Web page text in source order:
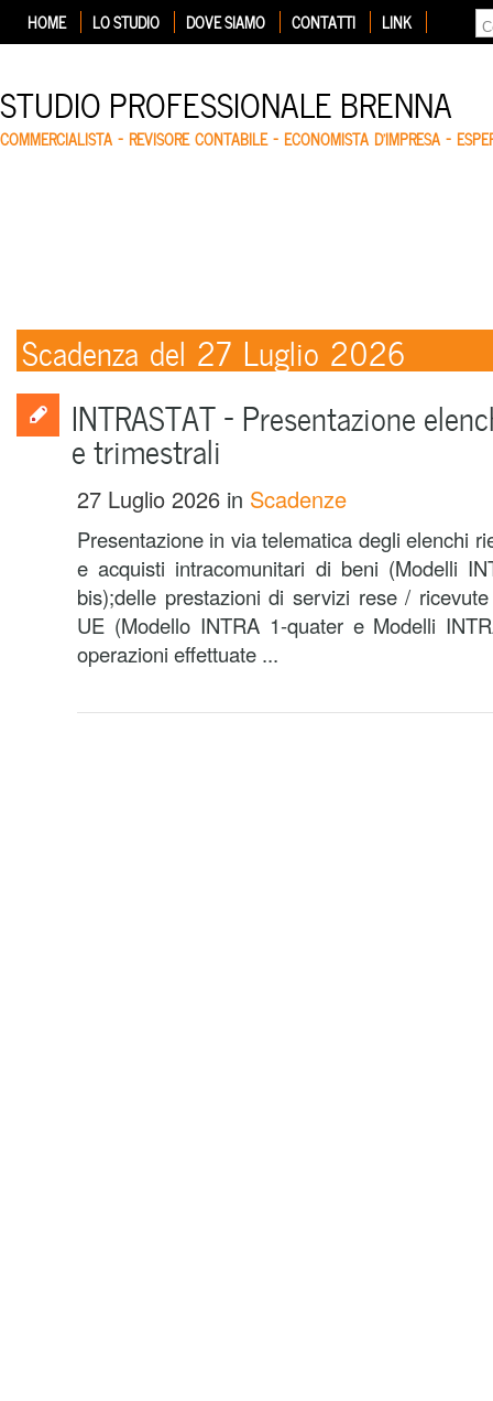
HOME LO STUDIO DOVE SIAMO CONTATTI LINK
STUDIO PROFESSIONALE BRENNA
COMMERCIALISTA – REVISORE CONTABILE – ECONOMISTA D'IMPRESA –
Scadenza del 27 Luglio 2026
INTRASTAT – Presentazione
e trimestrali
27 Luglio 2026 in Scadenze
Presentazione in via telematica degli elenchi
e acquisti intracomunitari di beni (Modelli
bis);delle prestazioni di servizi rese /
UE (Modello INTRA 1-quater e Modelli
operazioni effettuate ...